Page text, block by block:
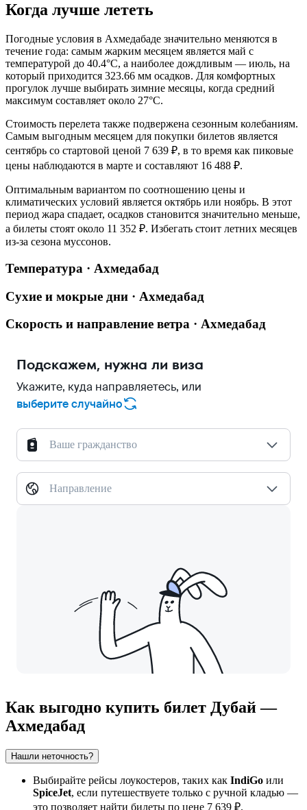
Когда лучше лететь
Погодные условия в Ахмедабаде значительно меняются в
течение года: самым жарким месяцем является май с
температурой до 40.4°C, а наиболее дождливым — июль, на
который приходится 323.66 мм осадков. Для комфортных
прогулок лучше выбирать зимние месяцы, когда средний
максимум составляет около 27°C.
Стоимость перелета также подвержена сезонным колебаниям.
Самым выгодным месяцем для покупки билетов является
сентябрь со стартовой ценой 7 639 ₽, в то время как пиковые
цены наблюдаются в марте и составляют 16 488 ₽.
Оптимальным вариантом по соотношению цены и
климатических условий является октябрь или ноябрь. В этот
период жара спадает, осадков становится значительно меньше,
а билеты стоят около 11 352 ₽. Избегать стоит летних месяцев
из-за сезона муссонов.
Температура · Ахмедабад
Сухие и мокрые дни · Ахмедабад
Скорость и направление ветра · Ахмедабад
Подскажем, нужна ли виза
Укажите, куда направляетесь, или
выберите случайно
Ваше гражданство
Направление
Как выгодно купить билет Дубай —
Ахмедабад
Нашли неточность?
Выбирайте рейсы лоукостеров, таких как IndiGo или
SpiceJet, если путешествуете только с ручной кладью —
это позволяет найти билеты по цене 7 639 ₽.